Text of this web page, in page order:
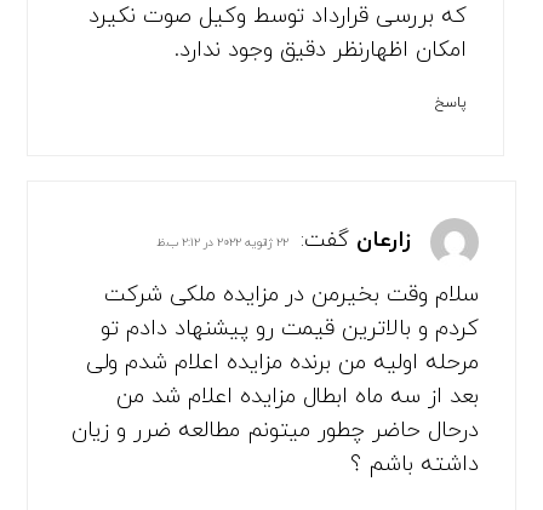
که بررسی قرارداد توسط وکیل صوت نکیرد
امکان اظهارنظر دقیق وجود ندارد.
پاسخ
زارعان گفت: ۲۲ ژانویه ۲۰۲۲ در ۲:۱۲ ب.ظ
سلام وقت بخیرمن در مزایده ملکی شرکت
کردم و بالاترین قیمت رو پیشنهاد دادم تو
مرحله اولیه من برنده مزایده اعلام شدم ولی
بعد از سه ماه ابطال مزایده اعلام شد من
درحال حاضر چطور میتونم مطالعه ضرر و زیان
داشته باشم ؟